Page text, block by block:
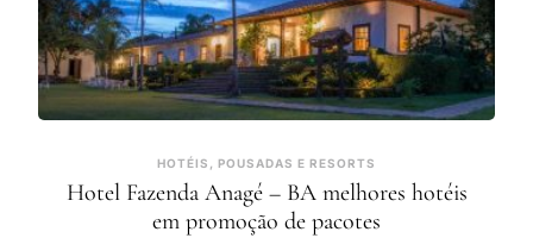
HOTÉIS, POUSADAS E RESORTS
Hotel Fazenda Anagé – BA melhores hotéis
em promoção de pacotes